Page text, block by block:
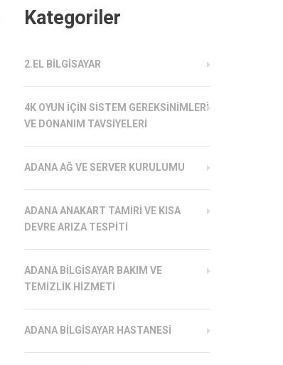
Kategoriler
2.EL BILGISAYAR
4K OYUN İÇIN SISTEM GEREKSINIMLERI
VE DONANIM TAVSIYELERI
ADANA AĞ VE SERVER KURULUMU
ADANA ANAKART TAMIRI VE KISA
DEVRE ARIZA TESPITI
ADANA BILGISAYAR BAKIM VE
TEMIZLIK HIZMETI
ADANA BILGISAYAR HASTANESI